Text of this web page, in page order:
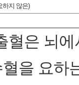
하지 않은)
혈은 뇌
을 요하